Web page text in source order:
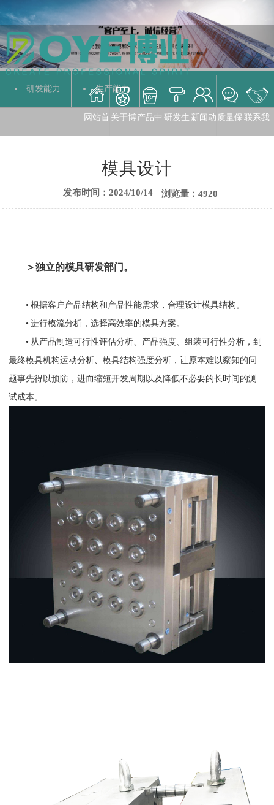
网站首 关于博 产品中 研发生 新闻动 质量保 联系我
研发能力 生产能力
模具设计
发布时间：2024/10/14 浏览量：4920
＞独立的模具研发部门。
• 根据客户产品结构和产品性能需求，合理设计模具结构。
• 进行模流分析，选择高效率的模具方案。
• 从产品制造可行性评估分析、产品强度、组装可行性分析，到
最终模具机构运动分析、模具结构强度分析，让原本难以察知的问
题事先得以预防，进而缩短开发周期以及降低不必要的长时间的测
试成本。